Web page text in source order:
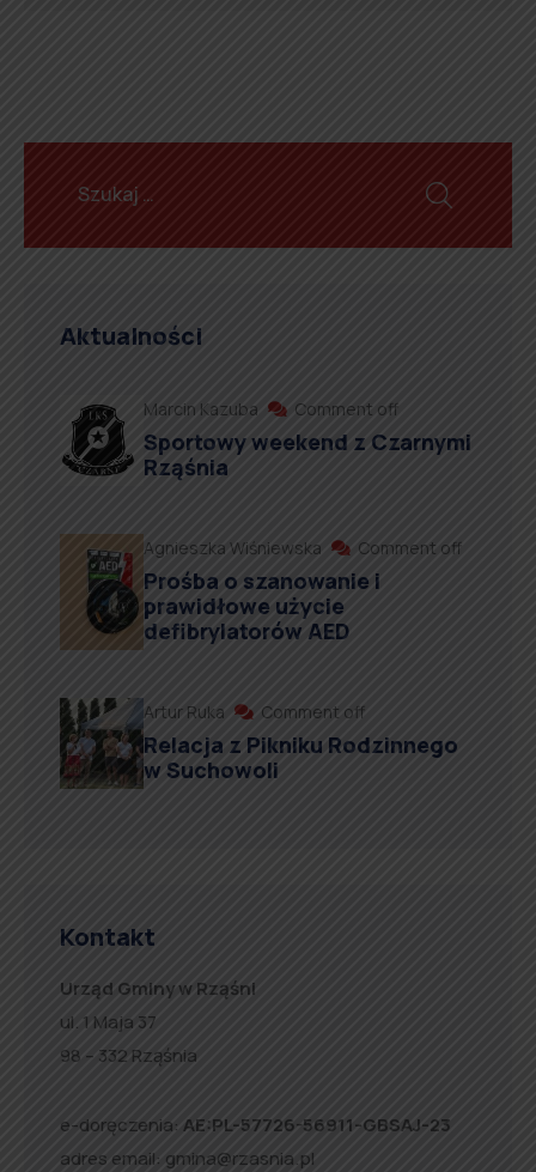
Aktualności
Marcin Kazuba Comment off
Sportowy weekend z Czarnymi
Rząśnia
Agnieszka Wiśniewska Comment off
Prośba o szanowanie i
prawidłowe użycie
defibrylatorów AED
Artur Ruka Comment off
Relacja z Pikniku Rodzinnego
w Suchowoli
Kontakt
Urząd Gminy w Rząśni
ul. 1 Maja 37
98 – 332 Rząśnia
e-doręczenia: AE:PL-57726-56911-GBSAJ-23
adres email: gmina@rzasnia.pl